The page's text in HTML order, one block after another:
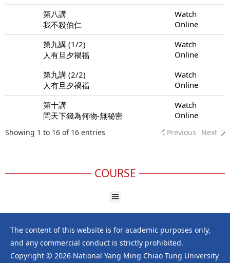
第八講
我不殺伯仁
Watch
Online
第九講 (1/2)
人有旦夕禍福
Watch
Online
第九講 (2/2)
人有旦夕禍福
Watch
Online
第十講
問天下錢為何物-無秘密
Watch
Online
Showing 1 to 16 of 16 entries Previous Next
COURSE
The content of this website is for academic purposes only,
and any commercial conduct is strictly prohibited.
Copyright © 2026 National Yang Ming Chiao Tung University